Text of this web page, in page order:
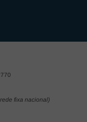
fixa nacional)